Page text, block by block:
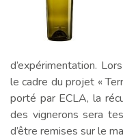
d’expérimentation.
le cadre du projet «
porté par ECLA, la
des vignerons sera
d’être remises sur le